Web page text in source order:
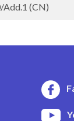
(CN)